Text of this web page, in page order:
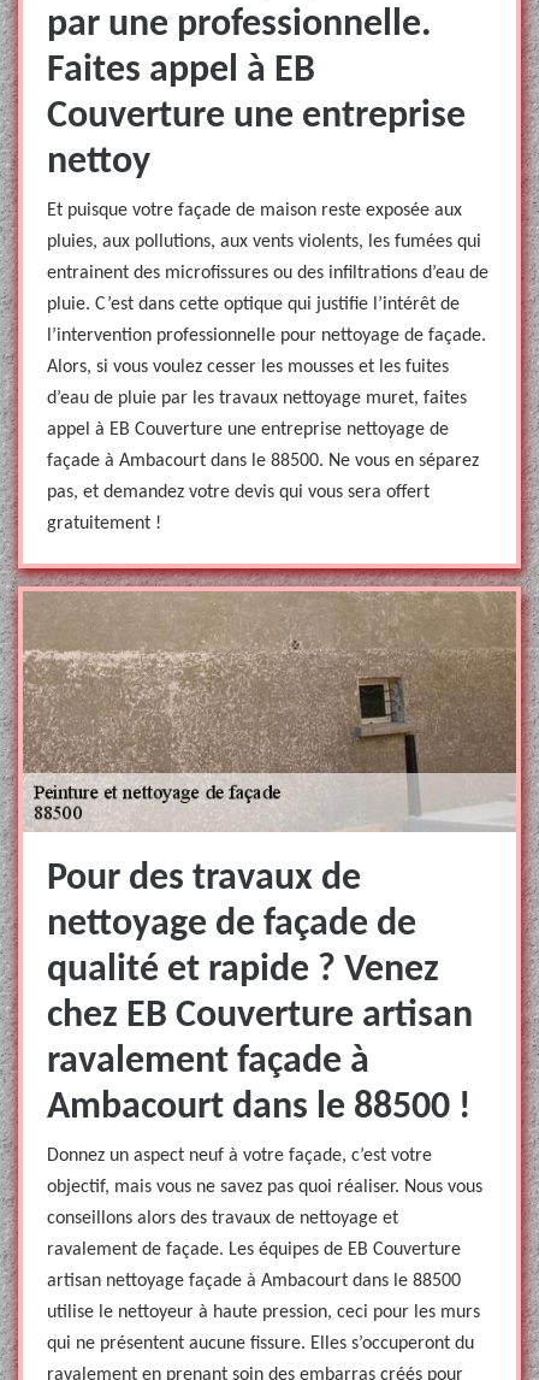
par une professionnelle.
Faites appel à EB
Couverture une entreprise
nettoy
Et puisque votre façade de maison reste exposée aux
pluies, aux pollutions, aux vents violents, les fumées qui
entrainent des microfissures ou des infiltrations d’eau de
pluie. C’est dans cette optique qui justifie l’intérêt de
l’intervention professionnelle pour nettoyage de façade.
Alors, si vous voulez cesser les mousses et les fuites
d’eau de pluie par les travaux nettoyage muret, faites
appel à EB Couverture une entreprise nettoyage de
façade à Ambacourt dans le 88500. Ne vous en séparez
pas, et demandez votre devis qui vous sera offert
gratuitement !
Pour des travaux de
nettoyage de façade de
qualité et rapide ? Venez
chez EB Couverture artisan
ravalement façade à
Ambacourt dans le 88500 !
Donnez un aspect neuf à votre façade, c’est votre
objectif, mais vous ne savez pas quoi réaliser. Nous vous
conseillons alors des travaux de nettoyage et
ravalement de façade. Les équipes de EB Couverture
artisan nettoyage façade à Ambacourt dans le 88500
utilise le nettoyeur à haute pression, ceci pour les murs
qui ne présentent aucune fissure. Elles s’occuperont du
ravalement en prenant soin des embarras créés pour